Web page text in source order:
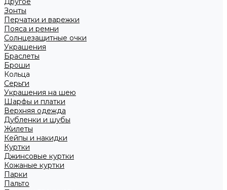
Зонты
Перчатки и варежки
Пояса и ремни
Солнцезащитные очки
Украшения
Браслеты
Броши
Кольца
Серьги
Украшения на шею
Шарфы и платки
Верхняя одежда
Дубленки и шубы
Жилеты
Кейпы и накидки
Куртки
Джинсовые куртки
Кожаные куртки
Парки
Пальто